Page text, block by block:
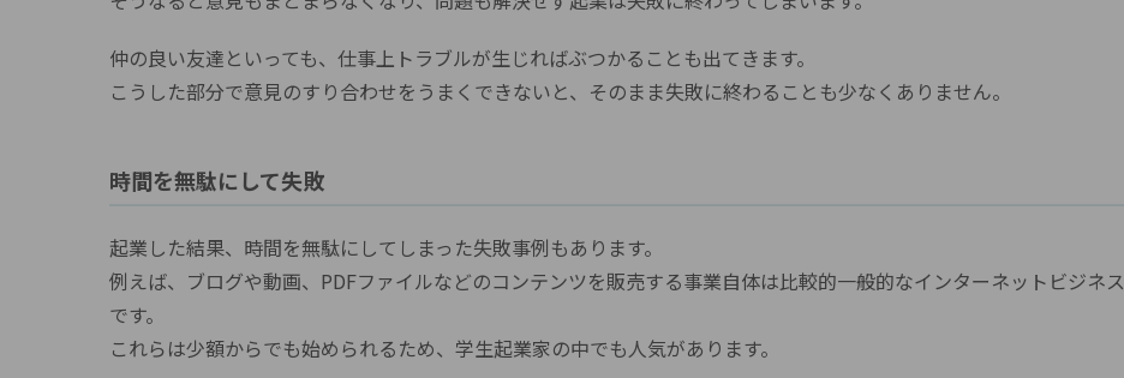
仲の良い友達といっても、仕事上トラブルが生じればぶつかることも出てきます。
こうした部分で意見のすり合わせをうまくできないと、そのまま失敗に終わることも少なくありません。
時間を無駄にして失敗
起業した結果、時間を無駄にしてしまった失敗事例もあります。
例えば、ブログや動画、PDFファイルなどのコンテンツを販売する事業自体は比較的一般的なインターネットビジネス
です。
これらは少額からでも始められるため、学生起業家の中でも人気があります。